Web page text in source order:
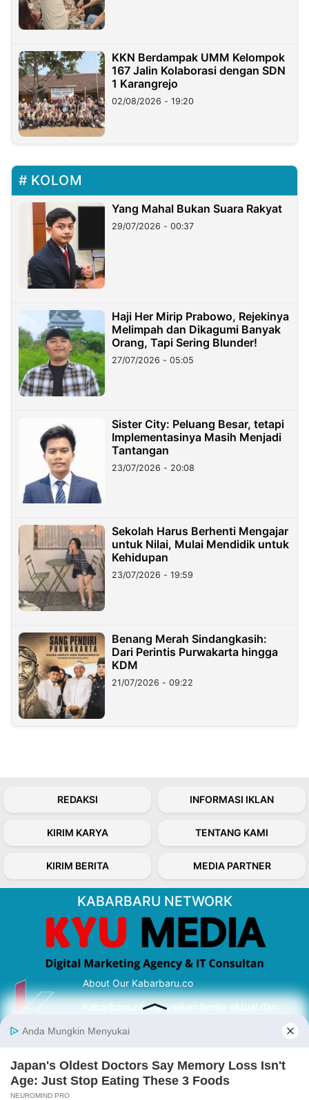
KKN Berdampak UMM Kelompok
167 Jalin Kolaborasi dengan SDN
1 Karangrejo
02/08/2026 - 19:20
KOLOM
Yang Mahal Bukan Suara Rakyat
29/07/2026 - 00:37
Haji Her Mirip Prabowo, Rejekinya
Melimpah dan Dikagumi Banyak
Orang, Tapi Sering Blunder!
27/07/2026 - 05:05
Sister City: Peluang Besar, tetapi
Implementasinya Masih Menjadi
Tantangan
23/07/2026 - 20:08
Sekolah Harus Berhenti Mengajar
untuk Nilai, Mulai Mendidik untuk
Kehidupan
23/07/2026 - 19:59
Benang Merah Sindangkasih:
Dari Perintis Purwakarta hingga
KDM
21/07/2026 - 09:22
REDAKSI INFORMASI IKLAN
KIRIM KARYA TENTANG KAMI
KIRIM BERITA MEDIA PARTNER
KABARBARU NETWORK
About Our Kabarbaru.co
Kabarbaru.co menyajikan berita aktual dan
serta terverifikasi dari sumber yang tepat.
Follow Kabarbaru